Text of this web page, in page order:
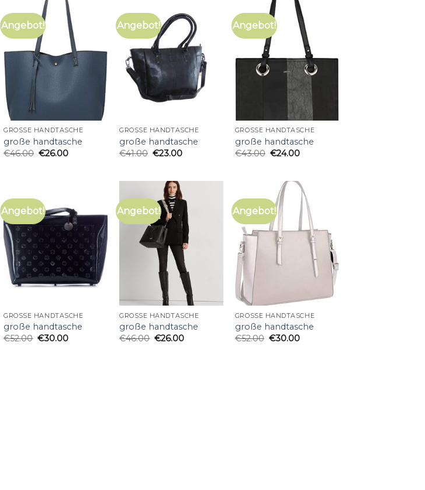
Angebot!
GROSSE HANDTASCHE
große handtasche
€46.00 €26.00
Angebot!
GROSSE HANDTASCHE
große handtasche
€41.00 €23.00
Angebot!
GROSSE HANDTASCHE
große handtasche
€43.00 €24.00
Angebot!
GROSSE HANDTASCHE
große handtasche
€52.00 €30.00
Angebot!
GROSSE HANDTASCHE
große handtasche
€46.00 €26.00
Angebot!
GROSSE HANDTASCHE
große handtasche
€52.00 €30.00